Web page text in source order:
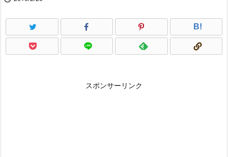
B!
スポンサーリンク